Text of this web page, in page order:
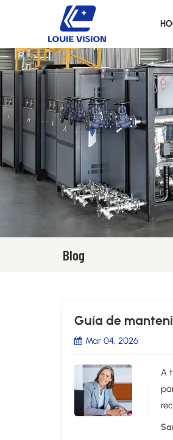
Blog
Guía de
Mar 04, 2026
A